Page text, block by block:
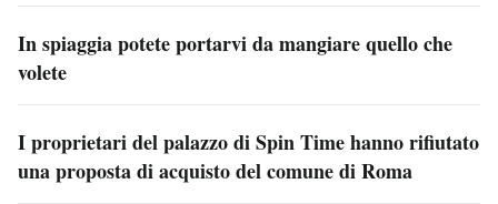
In spiaggia potete portarvi da mangiare quello che
volete
I proprietari del palazzo di Spin Time hanno rifiutato
una proposta di acquisto del comune di Roma